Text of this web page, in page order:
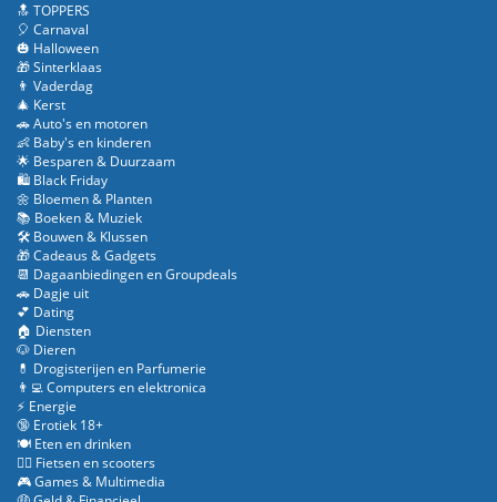
🔝 TOPPERS
🎈 Carnaval
🎃 Halloween
🎁 Sinterklaas
👨 Vaderdag
🎄 Kerst
🚗 Auto's en motoren
👶 Baby's en kinderen
🌟 Besparen & Duurzaam
🛍️ Black Friday
🌼 Bloemen & Planten
📚 Boeken & Muziek
🛠️ Bouwen & Klussen
🎁 Cadeaus & Gadgets
📆 Dagaanbiedingen en Groupdeals
🚗 Dagje uit
💕 Dating
🏠 Diensten
🐶 Dieren
💊 Drogisterijen en Parfumerie
👨‍💻 Computers en elektronica
⚡ Energie
🔞 Erotiek 18+
🍽️ Eten en drinken
🚴‍♂️ Fietsen en scooters
🎮 Games & Multimedia